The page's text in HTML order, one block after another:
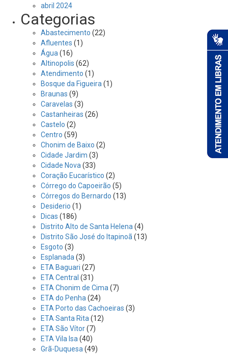
abril 2024
Categorias
Abastecimento (22)
Afluentes (1)
Água (16)
Altinopolis (62)
Atendimento (1)
Bosque da Figueira (1)
Braunas (9)
Caravelas (3)
Castanheiras (26)
Castelo (2)
Centro (59)
Chonim de Baixo (2)
Cidade Jardim (3)
Cidade Nova (33)
Coração Eucarístico (2)
Córrego do Capoeirão (5)
Córregos do Bernardo (13)
Desiderio (1)
Dicas (186)
Distrito Alto de Santa Helena (4)
Distrito São José do Itapinoã (13)
Esgoto (3)
Esplanada (3)
ETA Baguari (27)
ETA Central (31)
ETA Chonim de Cima (7)
ETA do Penha (24)
ETA Porto das Cachoeiras (3)
ETA Santa Rita (12)
ETA São Vítor(7)
ETA Vila Isa (40)
Grã-Duquesa (49)